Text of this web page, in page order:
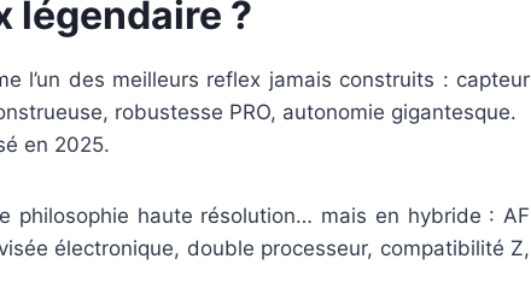
légendaire ?
l’un des meilleurs reflex jamais construits : capteur
robustesse PRO, autonomie gigantesque.
en 2025.
philosophie haute résolution… mais en hybride : AF
électronique, double processeur, compatibilité Z,